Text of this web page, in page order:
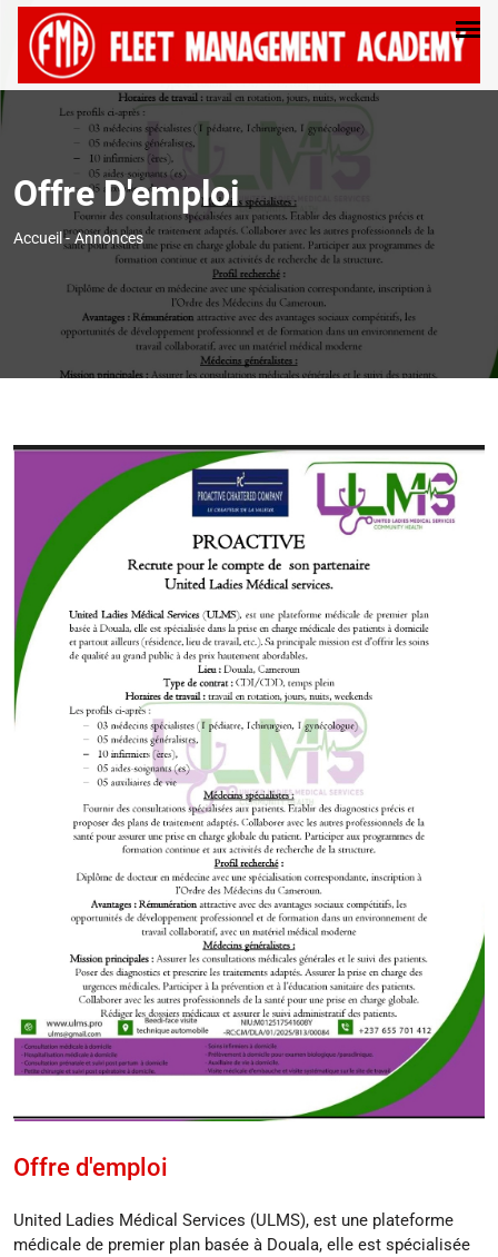
Offre D'emploi
Accueil - Annonces
Offre d'emploi
United Ladies Médical Services (ULMS), est une plateforme
médicale de premier plan basée à Douala, elle est spécialisée